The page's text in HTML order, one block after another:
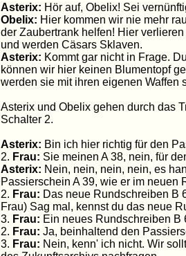
Asterix: Hör auf, Obelix! Sei
Obelix: Hier kommen wir nie mehr
der Zaubertrank helfen! Hier
und werden Cäsars Sklaven.
Asterix: Kommt gar nicht in Frage.
können wir hier keinen Blumentopf
werden sie mit ihren eigenen Waffen
Asterix und Obelix gehen durch das
Schalter 2.
Asterix: Bin ich hier richtig für den
2. Frau: Sie meinen A 38, nein, für
Asterix: Nein, nein, nein, nein, es
Passierschein A 39, wie er im neuen
2. Frau: Das neue Rundschreiben B
Frau) Sag mal, kennst du das neue
3. Frau: Ein neues Rundschreiben B
2. Frau: Ja, beinhaltend den
3. Frau: Nein, kenn' ich nicht. Wir